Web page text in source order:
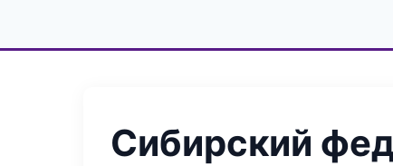
Сибирский